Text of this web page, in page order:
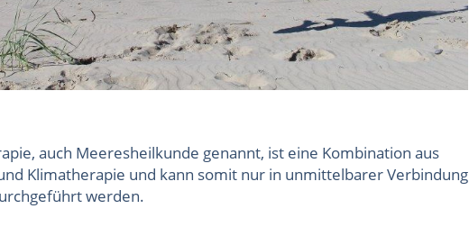
auch Meeresheilkunde genannt, ist eine Kombination aus
Klimatherapie und kann somit nur in unmittelbarer Verbindung
werden.